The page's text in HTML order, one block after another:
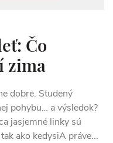
Čo
zima
dobre. Studený
pohybu… a výsledok?
jasjemné linky sú
ako kedysiA práve...